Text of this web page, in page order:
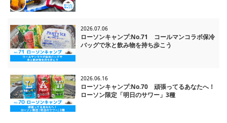
2026.07.06
ローソンキャンプ:No.71 コールマンコラボ保冷
バッグで氷と飲み物を持ち歩こう
2026.06.16
ローソンキャンプ:No.70 頑張ってるあなたへ！
ローソン限定「明日のサワー」3種